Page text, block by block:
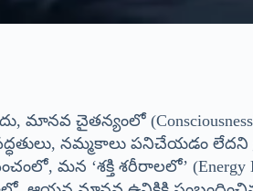
మానవ చైతన్యంలో
నమ్మకాలు పనిచేయడం
మన ‘శక్తి శరీరాలలో’ (Energy